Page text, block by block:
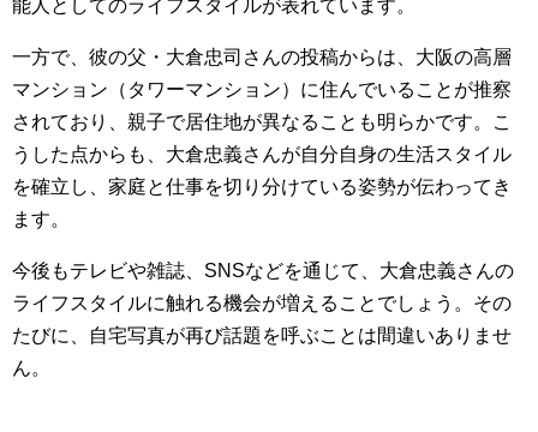
能人としてのライフスタイルが表れています。
一方で、彼の父・大倉忠司さんの投稿からは、大阪の高層
マンション（タワーマンション）に住んでいることが推察
されており、親子で居住地が異なることも明らかです。こ
うした点からも、大倉忠義さんが自分自身の生活スタイル
を確立し、家庭と仕事を切り分けている姿勢が伝わってき
ます。
今後もテレビや雑誌、SNSなどを通じて、大倉忠義さんの
ライフスタイルに触れる機会が増えることでしょう。その
たびに、自宅写真が再び話題を呼ぶことは間違いありませ
ん。